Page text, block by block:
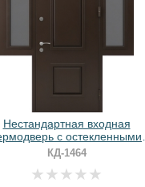
Нестандартная входная
с остекленными
металлофиленкой и
МДФ
КД-1464